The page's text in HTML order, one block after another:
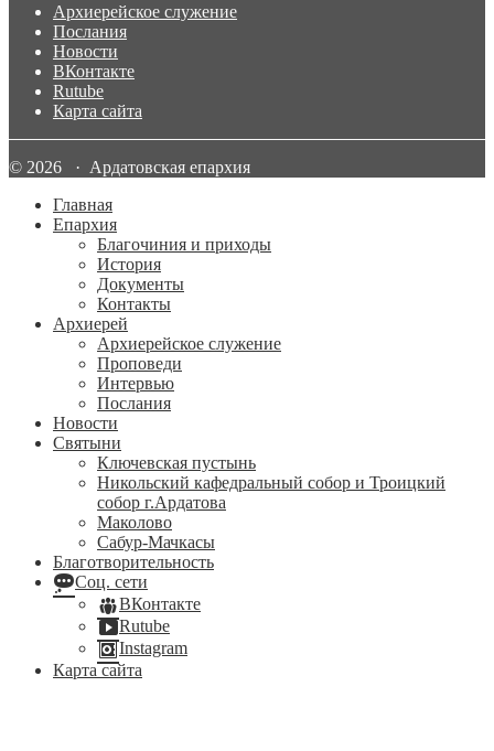
Архиерейское служение
Послания
Новости
ВКонтакте
Rutube
Карта сайта
© 2026 · Ардатовская епархия
Главная
Епархия
Благочиния и приходы
История
Документы
Контакты
Архиерей
Архиерейское служение
Проповеди
Интервью
Послания
Новости
Святыни
Ключевская пустынь
Никольский кафедральный собор и Троицкий
собор г.Ардатова
Маколово
Сабур-Мачкасы
Благотворительность
Соц. сети
ВКонтакте
Rutube
Instagram
Карта сайта